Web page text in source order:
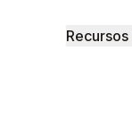
Recursos